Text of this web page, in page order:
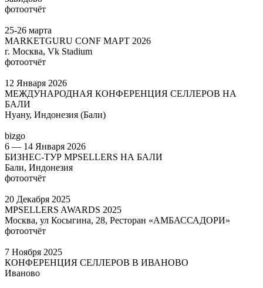
фотоотчёт
25-26 марта
MARKETGURU CONF МАРТ 2026
г. Москва, Vk Stadium
фотоотчёт
12 Января 2026
МЕЖДУНАРОДНАЯ КОНФЕРЕНЦИЯ СЕЛЛЕРОВ НА
БАЛИ
Нуану, Индонезия (Бали)
bizgo
6 — 14 Января 2026
БИЗНЕС-ТУР MPSELLERS НА БАЛИ
Бали, Индонезия
фотоотчёт
20 Декабря 2025
MPSELLERS AWARDS 2025
Москва, ул Косыгина, 28, Ресторан «АМБАССАДОРИ»
фотоотчёт
7 Ноября 2025
КОНФЕРЕНЦИЯ СЕЛЛЕРОВ В ИВАНОВО
Иваново